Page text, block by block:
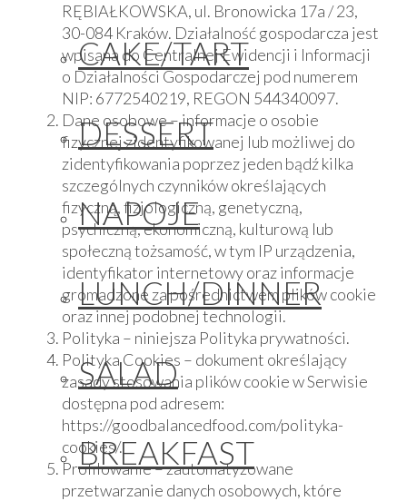
CAKE/TART
DESSERT
NAPOJE
LUNCH/DINNER
SALAD
BREAKFAST
RĘBIAŁKOWSKA, ul. Bronowicka 17a / 23,
30-084 Kraków. Działalność gospodarcza jest
wpisana do Centralnej Ewidencji i Informacji
o Działalności Gospodarczej pod numerem
NIP: 6772540219, REGON 544340097.
Dane osobowe – informacje o osobie
fizycznej zidentyfikowanej lub możliwej do
zidentyfikowania poprzez jeden bądź kilka
szczególnych czynników określających
fizyczną, fizjologiczną, genetyczną,
psychiczną, ekonomiczną, kulturową lub
społeczną tożsamość, w tym IP urządzenia,
identyfikator internetowy oraz informacje
gromadzone za pośrednictwem plików cookie
oraz innej podobnej technologii.
Polityka – niniejsza Polityka prywatności.
Polityka Cookies – dokument określający
zasady stosowania plików cookie w Serwisie
dostępna pod adresem:
https://goodbalancedfood.com/polityka-
cookies/.
Profilowanie – zautomatyzowane
przetwarzanie danych osobowych, które